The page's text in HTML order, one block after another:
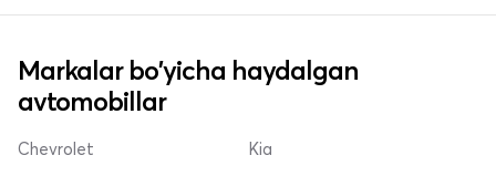
Markalar bo'yicha haydalgan
avtomobillar
Chevrolet Kia